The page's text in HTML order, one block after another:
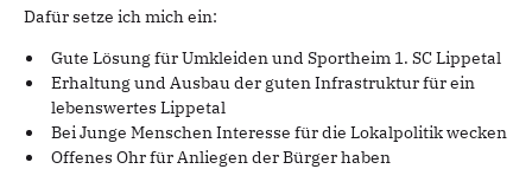
Dafür setze ich mich ein:
Gute Lösung für Umkleiden und Sportheim 1. SC Lippetal
Erhaltung und Ausbau der guten Infrastruktur für ein
lebenswertes Lippetal
Bei Junge Menschen Interesse für die Lokalpolitik wecken
Offenes Ohr für Anliegen der Bürger haben